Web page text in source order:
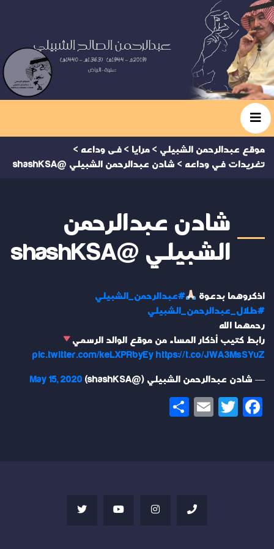
موقع عبدالرحمن الشبيلي > مرايا > فى وداعه >
تغريدات في وداعه > شادن عبدالرحمن الشبيلي @shashKSA
شادن عبدالرحمن
الشبيلي @shashKSA
اذكروهما بدعوة
#عبدالرحمن_الشبيلي
#طلال_عبدالرحمن_الشبيلي
رحمهما الله
رابط كتيب أذكار المساء من موقع الوالد الرسمي
https://t.co/JWA3MsSYuZ
pic.twitter.com/keLXPRbyEy
— شادن عبدالرحمن الشبيلي (@shashKSA) May 15, 2020
Facebook
Twitter
Email